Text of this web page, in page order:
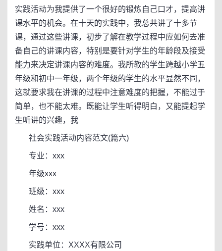
实践活动为我提供了一个很好的锻炼自己口才，提高讲
课水平的机会。在十天的实践中，我总共讲了十多节
课，通过这些讲课，初步了解在教学过程中应如何去准
备自己的讲课内容，特别是要针对学生的年龄段及接受
能力来决定讲课内容的难度。我所教的学生跨越小学五
年级和初中一年级，两个年级的学生的水平显然不同，
这就要求我在讲课的过程中注意难度的把握，不能过于
简单，也不能太难。既能让学生听得明白，又能提起学
生听讲的兴趣，我
社会实践活动内容范文(篇六)
专业：xxx
年级xxx
班级：xxx
姓名：xxx
学号：xxx
实践单位：XXXX有限公司